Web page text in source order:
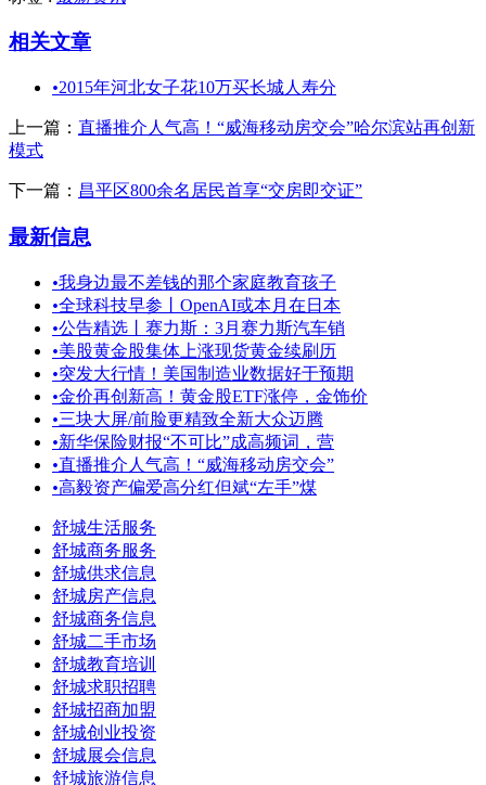
相关文章
•2015年河北女子花10万买长城人寿分
上一篇： 直播推介人气高！“威海移动房交会”哈尔滨站再创新
模式
下一篇： 昌平区800余名居民首享“交房即交证”
最新信息
•我身边最不差钱的那个家庭教育孩子
•全球科技早参丨OpenAI或本月在日本
•公告精选丨赛力斯：3月赛力斯汽车销
•美股黄金股集体上涨现货黄金续刷历
•突发大行情！美国制造业数据好于预期
•金价再创新高！黄金股ETF涨停，金饰价
•三块大屏/前脸更精致全新大众迈腾
•新华保险财报“不可比”成高频词，营
•直播推介人气高！“威海移动房交会”
•高毅资产偏爱高分红但斌“左手”煤
舒城生活服务
舒城商务服务
舒城供求信息
舒城房产信息
舒城商务信息
舒城二手市场
舒城教育培训
舒城求职招聘
舒城招商加盟
舒城创业投资
舒城展会信息
舒城旅游信息